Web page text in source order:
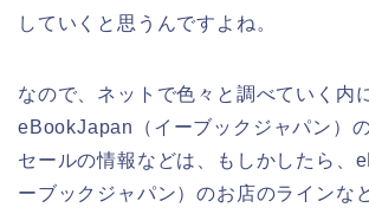
していくと思うんですよね。
なので、ネットで色々と調べていく内
eBookJapan（イーブックジャパン）
セールの情報などは、もしかしたら、
ーブックジャパン）のお店のラインな